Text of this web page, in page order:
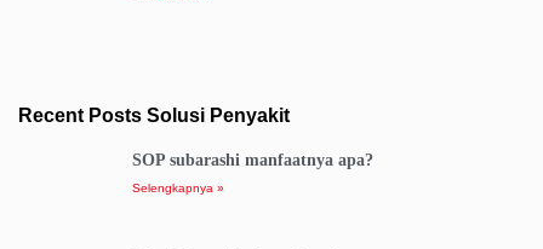
Recent Posts Solusi Penyakit
SOP subarashi manfaatnya apa?
Selengkapnya »